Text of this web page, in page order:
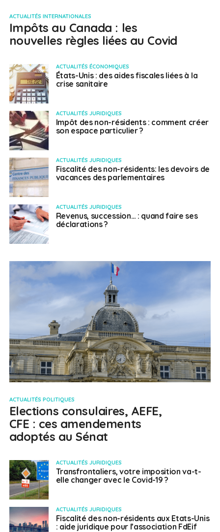
ACTUALITÉS INTERNATIONALES
Impôts au Canada : les
nouvelles règles liées au Covid
ACTUALITÉS ÉCONOMIQUES
États-Unis : des aides fiscales liées à la
crise sanitaire
ACTUALITÉS JURIDIQUES
Impôt des non-résidents : comment créer
son espace particulier ?
ACTUALITÉS JURIDIQUES
Fiscalité des non-résidents: les devoirs de
vacances des parlementaires
ACTUALITÉS JURIDIQUES
Revenus, succession… : quand faire ses
déclarations ?
ACTUALITÉS POLITIQUES
Elections consulaires, AEFE,
CFE : ces amendements
adoptés au Sénat
ACTUALITÉS JURIDIQUES
Transfrontaliers, votre imposition va-t-
elle changer avec le Covid-19 ?
ACTUALITÉS JURIDIQUES
Fiscalité des non-résidents aux Etats-Unis
: aide juridique pour l’association FdEif